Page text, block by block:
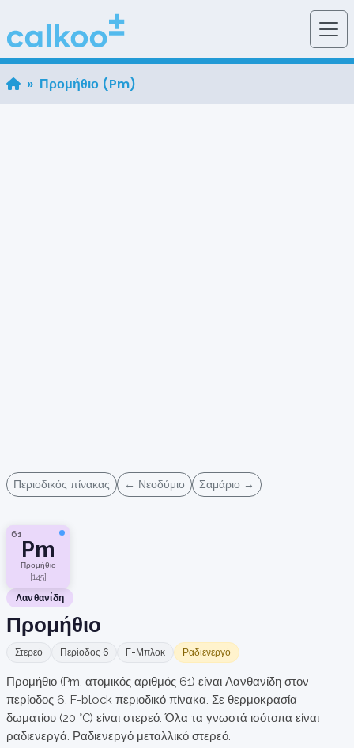
» Προμήθιο (Pm)
Περιοδικός πίνακας ← Νεοδύμιο Σαμάριο →
61
Pm
Προμήθιο
[145]
Λανθανίδη
Προμήθιο
Στερεό Περίοδος 6 F-Μπλοκ Ραδιενεργό
Προμήθιο (Pm, ατομικός αριθμός 61) είναι Λανθανίδη στον
περίοδος 6, F-block περιοδικό πίνακα. Σε θερμοκρασία
δωματίου (20 °C) είναι στερεό. Όλα τα γνωστά ισότοπα είναι
ραδιενεργά. Ραδιενεργό μεταλλικό στερεό.